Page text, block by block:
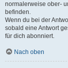
normalerweise ober-
befinden.
Wenn du bei der
sobald eine Antwort
für dich abonniert.
Nach oben